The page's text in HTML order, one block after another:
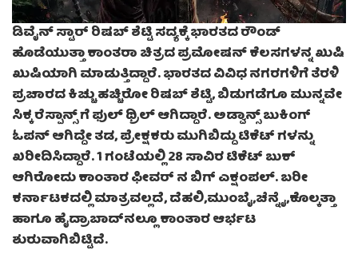
ಡಿವೈನ್ ಸ್ಟಾರ್ ರಿಷಬ್ ಶೆಟ್ಟಿ ಸದ್ಯಕ್ಕೆ ಭಾರತದ ರೌಂಡ್
ಹೊಡೆಯುತ್ತಾ ಕಾಂತರಾ ಚಿತ್ರದ ಪ್ರಮೋಷನ್ ಕೆಲಸಗಳನ್ನ ಖುಷಿ
ಖುಷಿಯಾಗಿ ಮಾಡುತ್ತಿದ್ದಾರೆ. ಭಾರತದ ವಿವಿಧ ನಗರಗಳಿಗೆ ತೆರಳಿ
ಪ್ರಚಾರದ ಕಿಚ್ಚು ಹಚ್ಚಿರೋ ರಿಷಬ್ ಶೆಟ್ಟಿ, ಬಿಡುಗಡೆಗೂ ಮುನ್ನವೇ
ಸಿಕ್ಕ ರೆಸ್ಪಾನ್ಸ್ ಗೆ ಫುಲ್ ಥ್ರಿಲ್ ಆಗಿದ್ದಾರೆ. ಅಡ್ವಾನ್ಸ್ ಬುಕಿಂಗ್
ಓಪನ್ ಆಗಿದ್ದೇ ತಡ, ಪ್ರೇಕ್ಷಕರು ಮುಗಿಬಿದ್ದು ಟಿಕೆಟ್ ಗಳನ್ನು
ಖರೀದಿಸಿದ್ದಾರೆ. 1 ಗಂಟೆಯಲ್ಲಿ 28 ಸಾವಿರ ಟಿಕೆಟ್ ಬುಕ್
ಆಗಿರೋದು ಕಾಂತಾರ ಫೀವರ್ ನ ಬಿಗ್ ಎಕ್ಷಂಪಲ್. ಬರೀ
ಕರ್ನಾಟಕದಲ್ಲಿ ಮಾತ್ರವಲ್ಲದೆ, ದೆಹಲಿ,ಮುಂಬೈ,ಚೆನ್ನೈ,ಕೊಲ್ಕತ್ತಾ
ಹಾಗೂ ಹೈದ್ರಾಬಾದ್‌ನಲ್ಲೂ ಕಾಂತಾರ ಆರ್ಭಟ
ಶುರುವಾಗಿಬಿಟ್ಟಿದೆ.